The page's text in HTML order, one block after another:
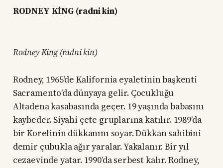
RODNEY KİNG (radni kin)
Rodney King (radni kin)
Rodney, 1965’de Kalifornia eyaletinin başkenti
Sacramento’da dünyaya gelir. Çocukluğu
Altadena kasabasında geçer. 19 yaşında babasını
kaybeder. Siyahi çete gruplarına katılır. 1989’da
bir Korelinin dükkanını soyar. Dükkan sahibini
demir çubukla ağır yaralar. Yakalanır. Bir yıl
cezaevinde yatar. 1990’da serbest kalır. Rodney,